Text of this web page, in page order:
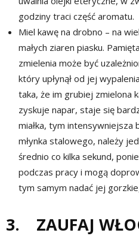
godziny traci część aromatu.
Miel kawę na drobno – na
małych ziaren piasku.
zmielenia może być
który upłynął od jej
taka, że im grubiej zmielona
zyskuje napar, staje się
miałka, tym intensywniejsza
młynka stalowego, należy
średnio co kilka sekund,
podczas pracy i mogą
tym samym nadać jej
3. ZAUFAJ